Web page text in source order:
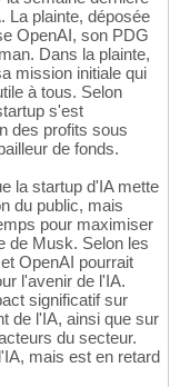
La plainte, déposée
OpenAI, son PDG
Dans la plainte,
mission initiale qui
à tous. Selon
s'est
des profits sous
de fonds.
la startup d'IA mette
du public, mais
pour maximiser
de Musk. Selon les
OpenAI pourrait
l'avenir de l'IA.
significatif sur
de l'IA, ainsi que sur
du secteur.
mais est en retard